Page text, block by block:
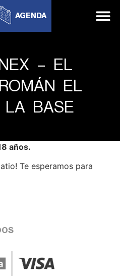
AGENDA
– EL
EL
LA BASE
años.
Te esperamos para